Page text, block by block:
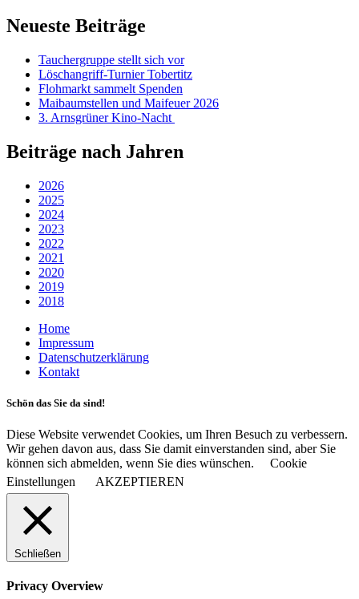
Neueste Beiträge
Tauchergruppe stellt sich vor
Löschangriff-Turnier Tobertitz
Flohmarkt sammelt Spenden
Maibaumstellen und Maifeuer 2026
3. Arnsgrüner Kino-Nacht
Beiträge nach Jahren
2026
2025
2024
2023
2022
2021
2020
2019
2018
Home
Impressum
Datenschutzerklärung
Kontakt
Schön das Sie da sind!
Diese Website verwendet Cookies, um Ihren Besuch zu verbessern.
Wir gehen davon aus, dass Sie damit einverstanden sind, aber Sie
können sich abmelden, wenn Sie dies wünschen.
Cookie
Einstellungen
AKZEPTIEREN
Schließen
Privacy Overview